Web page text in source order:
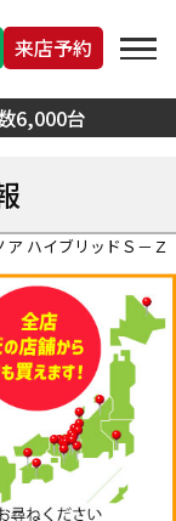
6,000台
来店予約
ア ハイブリッドＳ－Ｚ